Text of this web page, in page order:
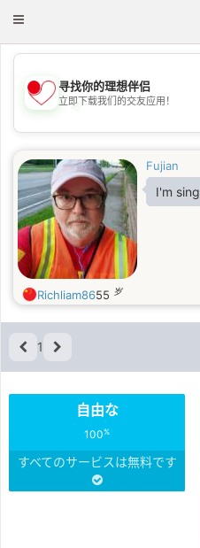
Toggle
💖
寻找你的理想伴侣
立即下载我们的交友应用！
Fujian
I'm
Richliam8655 岁
1
自由な
100%
すべてのサービスは無料です